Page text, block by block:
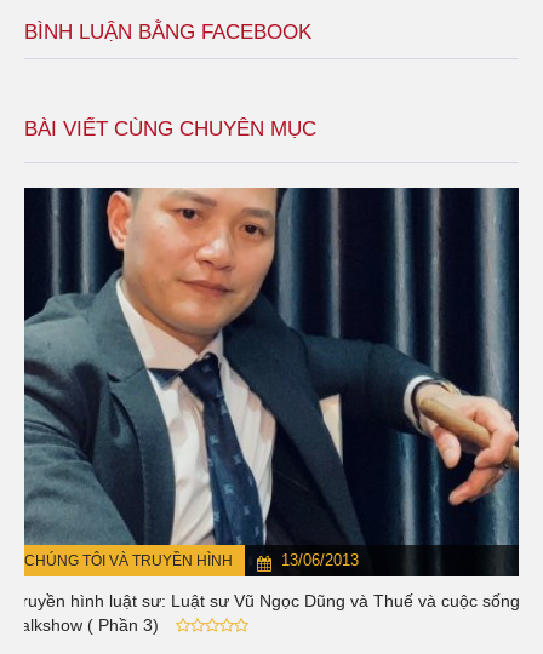
BÌNH LUẬN BẰNG FACEBOOK
BÀI VIẾT CÙNG CHUYÊN MỤC
CHÚNG TÔI VÀ TRUYỀN HÌNH 13/06/2013
Truyền hình luật sư: Luật sư Vũ Ngọc Dũng và Thuế và cuộc sống -
Talkshow ( Phần 3)